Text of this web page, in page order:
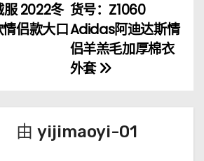
货号：Z1060
Adidas阿迪达斯情
侣羊羔毛加厚棉衣
外套
服 2022冬
侣款大口
由 yijimaoyi-01